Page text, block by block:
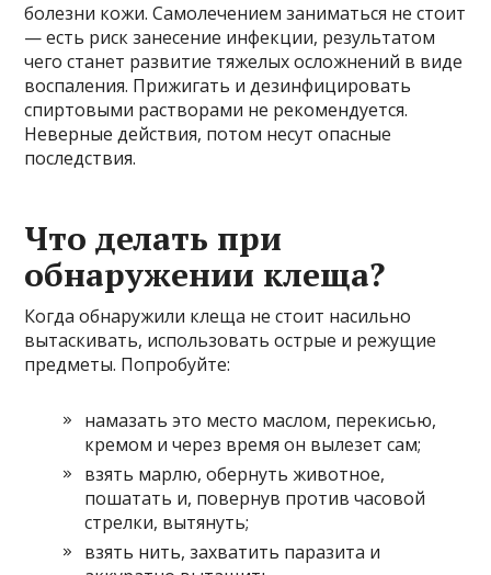
болезни кожи. Самолечением заниматься не стоит
— есть риск занесение инфекции, результатом
чего станет развитие тяжелых осложнений в виде
воспаления. Прижигать и дезинфицировать
спиртовыми растворами не рекомендуется.
Неверные действия, потом несут опасные
последствия.
Что делать при
обнаружении клеща?
Когда обнаружили клеща не стоит насильно
вытаскивать, использовать острые и режущие
предметы. Попробуйте:
намазать это место маслом, перекисью,
кремом и через время он вылезет сам;
взять марлю, обернуть животное,
пошатать и, повернув против часовой
стрелки, вытянуть;
взять нить, захватить паразита и